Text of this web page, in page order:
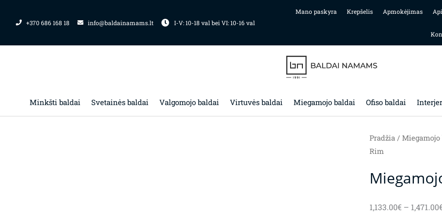
+370 686 168 18 info@baldainamams.lt I-V: 10-18 val bei VI: 10-16 val
Mano paskyra Krepšelis Apmokėjimas
Minkšti baldai Svetainės baldai Valgomojo baldai Virtuvės baldai Miegamojo baldai Ofiso baldai
Pradžia/
Rim
1,133.00€ – 1,471.00